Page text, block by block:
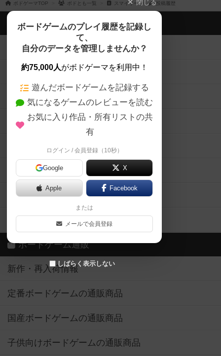
ボドゲーマTOP ボドとも一覧 スマイリー 投稿履歴
閉じる
ボードゲームのプレイ履歴を記録し
て、
自分のデータを管理しませんか？
約75,000人がボドゲーマを利用中！
遊んだボードゲームを記録する
気になるゲームのレビューを読む
お気に入り作品・所有リストの共
有
ログイン / 会員登録（10秒）
Google X
Apple Facebook
または
メールで会員登録
しばらく表示しない
ボドゲーマTOP
ボードゲームを検索する
ボードゲームの新着レビュー
ボードゲーム会情報
メカニクス特集
掲示板・トピックス
ボドとも・会員一覧
ボードゲーム業界コラム
ボドゲーマご利用案内
ボードゲーム通販
新作・再入荷情報
定番ボードゲームの通販商品
国産ボードゲームの通販商品
子供向けボードゲームの通販商品